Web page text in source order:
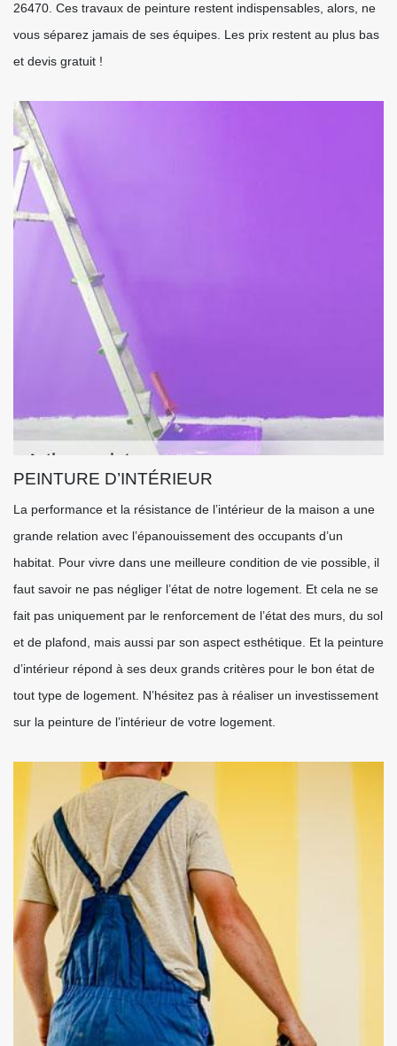
26470. Ces travaux de peinture restent indispensables, alors, ne
vous séparez jamais de ses équipes. Les prix restent au plus bas
et devis gratuit !
PEINTURE D’INTÉRIEUR
La performance et la résistance de l’intérieur de la maison a une
grande relation avec l’épanouissement des occupants d’un
habitat. Pour vivre dans une meilleure condition de vie possible, il
faut savoir ne pas négliger l’état de notre logement. Et cela ne se
fait pas uniquement par le renforcement de l’état des murs, du sol
et de plafond, mais aussi par son aspect esthétique. Et la peinture
d’intérieur répond à ses deux grands critères pour le bon état de
tout type de logement. N’hésitez pas à réaliser un investissement
sur la peinture de l’intérieur de votre logement.